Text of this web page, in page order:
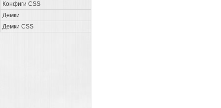
Конфиги CSS
Демки
Демки CSS